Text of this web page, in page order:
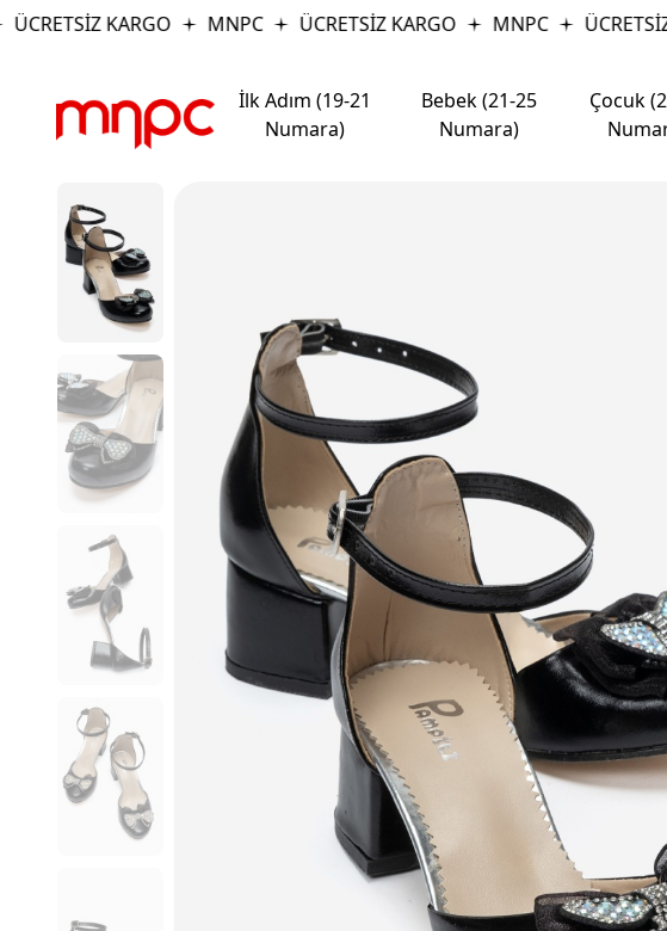
KARGO MNPC ÜCRETSİZ KARGO MNPC ÜCRETSİZ
İlk Adım (19-21
Numara)
Bebek (21-25
Numara)
Çocuk